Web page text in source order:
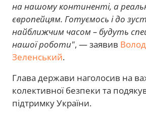
на нашому континенті, а
європейцям. Готуємось і до
найближчим часом – будуть
нашої роботи", — заявив
Зеленський.
Глава держави наголосив на
колективної безпеки та
підтримку України.